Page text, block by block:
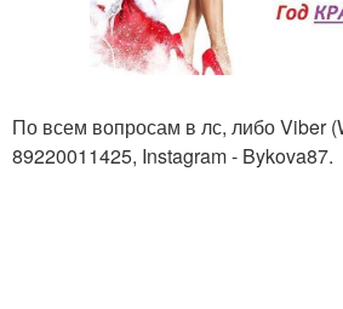
По всем вопросам в лс, либо Viber
89220011425, Instagram - Bykova87.